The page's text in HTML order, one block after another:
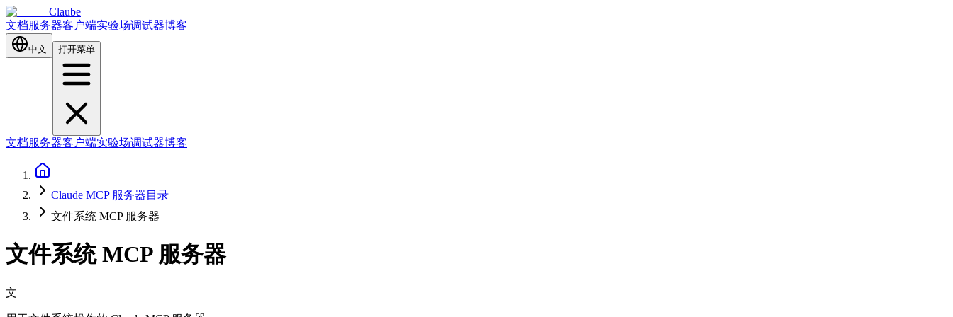
Claube
文档服务器客户端实验场调试器博客
中文 打开菜单
文档服务器客户端实验场调试器博客
Claude MCP 服务器目录
文件系统 MCP 服务器
文件系统 MCP 服务器
文